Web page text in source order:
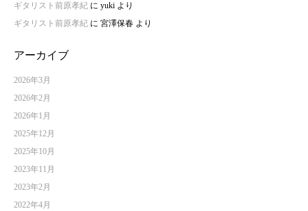
ギタリスト前原孝紀 に yuki より
ギタリスト前原孝紀 に 宮澤保春 より
アーカイブ
2026年3月
2026年2月
2026年1月
2025年12月
2025年10月
2023年11月
2023年2月
2022年4月